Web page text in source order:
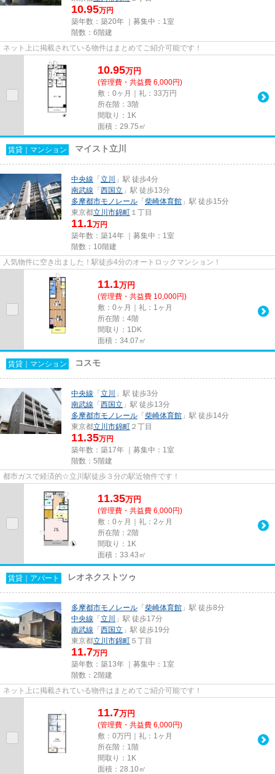
10.95万円
築年数：築20年 ｜募集中： 1室
階数：6階建
ネット上に掲載されている物件はまとめてご紹介可能です！
10.95万円
(管理費・共益費 6,000円)
敷：0ヶ月｜礼：33万円
所在階：3階
間取り：1K
面積：29.75㎡
賃貸｜マンション マイスト立川
中央線 「立川
」駅 徒歩4分
南武線 「西国立 」駅 徒歩13分
多摩都市モノレール 「柴崎体育館 」駅 徒歩15分
東京都立川市錦町 １丁目
11.1万円
築年数：築14年 ｜募集中： 1室
階数：10階建
人気物件に空き出ました！駅徒歩4分のオートロックマンション！
11.1万円
(管理費・共益費 10,000円)
敷：0ヶ月｜礼：1ヶ月
所在階：4階
間取り：1DK
面積：34.07㎡
賃貸｜マンション コスモ
中央線 「立川
」駅 徒歩3分
南武線 「西国立 」駅 徒歩13分
多摩都市モノレール 「柴崎体育館 」駅 徒歩14分
東京都立川市錦町 ２丁目
11.35万円
築年数：築17年 ｜募集中： 1室
階数：5階建
都市ガスで経済的☆立川駅徒歩３分の駅近物件です！
11.35万円
(管理費・共益費 6,000円)
敷：0ヶ月｜礼：2ヶ月
所在階：2階
間取り：1K
面積：33.43㎡
賃貸｜アパート レオネクストツゥ
多摩都市モノレール 「柴崎体育館 」駅 徒歩8分
中央線 「立川
」駅 徒歩17分
南武線 「西国立 」駅 徒歩19分
東京都立川市錦町 ５丁目
11.7万円
築年数：築13年 ｜募集中： 1室
階数：2階建
ネット上に掲載されている物件はまとめてご紹介可能です！
11.7万円
(管理費・共益費 6,000円)
敷：0万円｜礼：1ヶ月
所在階：1階
間取り：1K
面積：28.10㎡